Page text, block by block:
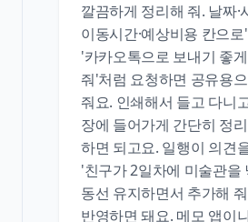
깔끔하게 정리해 줘. 날짜·
이동시간·예상비용 칸으로
'카카오톡으로 보내기 좋
줘'처럼 요청하면 공유용
줘요. 인쇄해서 들고 다니
장에 들어가게 간단히 정
하면 되고요. 일행이 의견
'친구가 2일차에 미술관을
동선 유지하면서 추가해
반영하면 돼요. 메모 앱이